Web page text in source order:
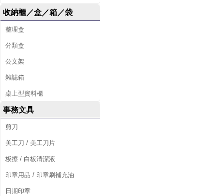
收納櫃／盒／箱／袋
整理盒
分類盒
公文架
雜誌箱
桌上型資料櫃
事務文具
剪刀
美工刀 / 美工刀片
板擦 / 白板清潔液
印章用品 / 印章刷補充油
日期印章